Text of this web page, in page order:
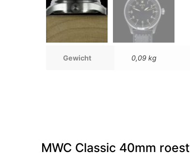
Gewicht 0,09 kg
MWC Classic 40mm